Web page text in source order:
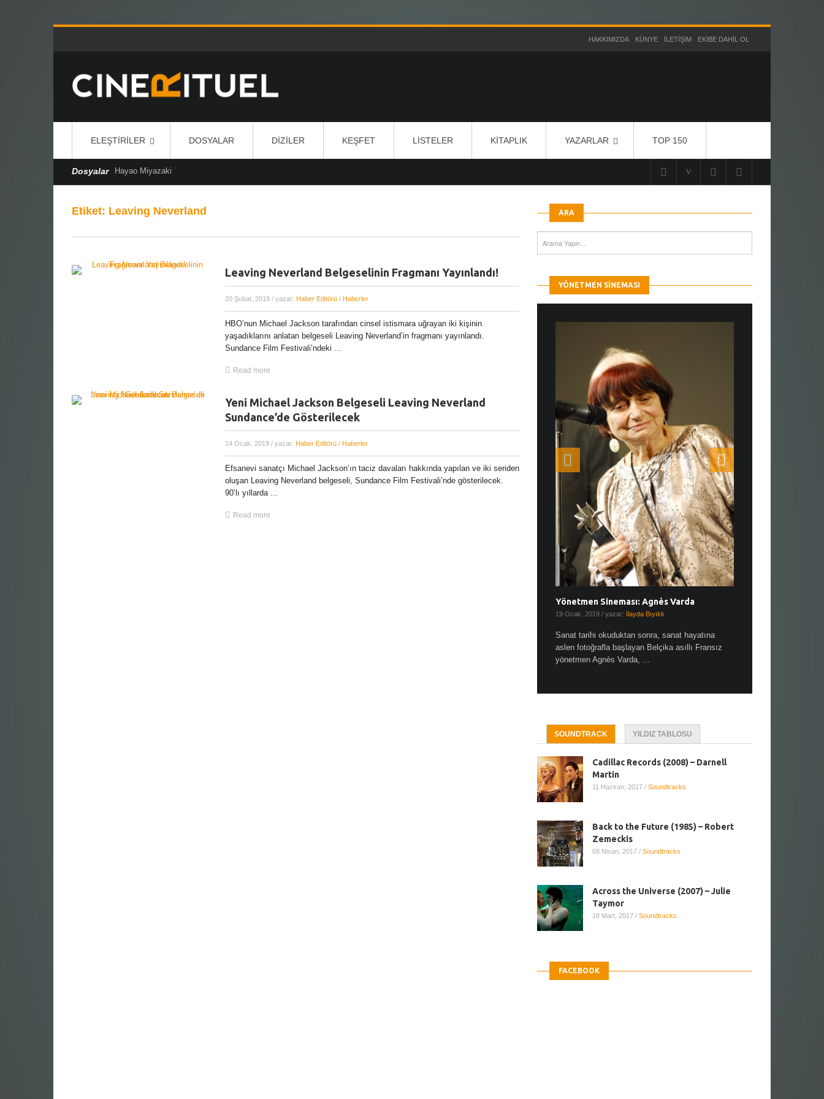
HAKKIMIZDA KÜNYE İLETIŞIM EKIBE DAHIL OL
ELEŞTIRILER DOSYALAR DIZILER KEŞFET LISTELER KITAPLIK YAZARLAR TOP 150
Dosyalar Hayao Miyazaki
Etiket: Leaving Neverland
Leaving Neverland Belgeselinin Fragmanı Yayınlandı!
20 Şubat, 2019 / yazar: Haber Editörü/ Haberler
HBO’nun Michael Jackson tarafından cinsel istismara uğrayan iki kişinin
yaşadıklarını anlatan belgeseli Leaving Neverland’in fragmanı yayınlandı.
Sundance Film Festivali’ndeki ...
Read more
Yeni Michael Jackson Belgeseli Leaving Neverland
Sundance’de Gösterilecek
14 Ocak, 2019 / yazar: Haber Editörü/ Haberler
Efsanevi sanatçı Michael Jackson’ın taciz davaları hakkında yapılan ve iki seriden
oluşan Leaving Neverland belgeseli, Sundance Film Festivali’nde gösterilecek.
90’lı yıllarda ...
Read more
ARA
YÖNETMEN SINEMASI
Yönetmen Sineması: Agnès Varda
19 Ocak, 2019 / yazar: İlayda Bıyıklı
Sanat tarihi okuduktan sonra, sanat hayatına
aslen fotoğrafla başlayan Belçika asıllı Fransız
yönetmen Agnès Varda, ...
SOUNDTRACK YILDIZ TABLOSU
Cadillac Records (2008) – Darnell
Martin
11 Haziran, 2017 / Soundtracks
Back to the Future (1985) – Robert
Zemeckis
08 Nisan, 2017 / Soundtracks
Across the Universe (2007) – Julie
Taymor
18 Mart, 2017 / Soundtracks
FACEBOOK